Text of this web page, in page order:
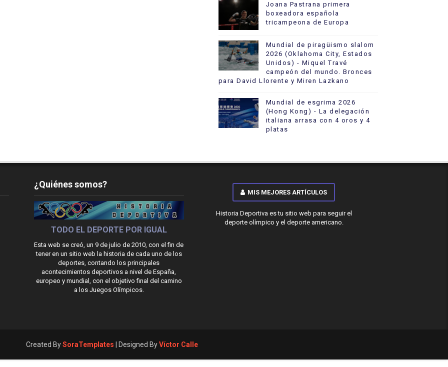
Joana Pastrana primera
boxeadora española
tricampeona de Europa
Mundial de piragüismo slalom
2026 (Oklahoma City, Estados
Unidos) - Miquel Travé
campeón del mundo. Bronces
para David Llorente y Miren Lazkano
Mundial de esgrima 2026
(Hong Kong) - La delegación
italiana arrasa con 4 oros y 4
platas
¿Quiénes somos?
TODO EL DEPORTE POR IGUAL
Esta web se creó, un 9 de julio de 2010, con el fin de
tener en un sitio web la historia de cada uno de los
deportes, contando los principales
acontecimientos deportivos a nivel de España,
europeo y mundial, con el objetivo final del camino
a los Juegos Olímpicos.
MIS MEJORES ARTÍCULOS
Historia Deportiva es tu sitio web para seguir el
deporte olímpico y el deporte americano.
Created BySoraTemplates | Designed ByVíctor Calle